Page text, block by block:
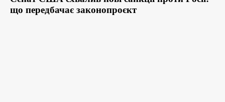
що передбачає законопроєкт